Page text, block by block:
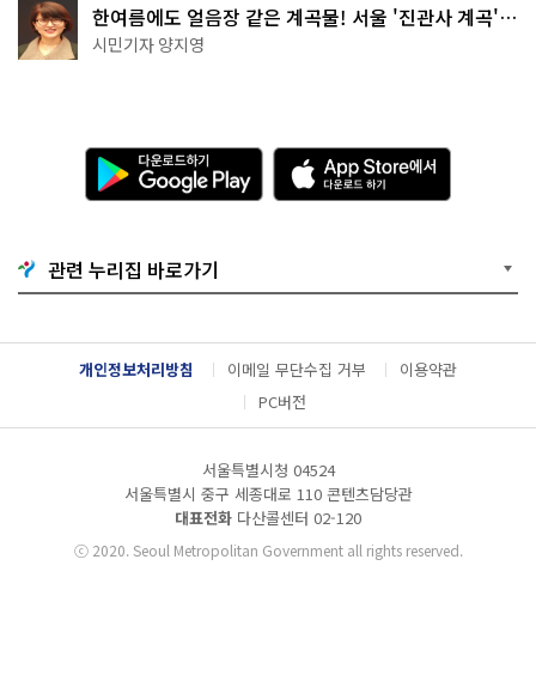
한여름에도 얼음장 같은 계곡물! 서울 '진관사 계곡'이
천국이네~
시민기자 양지영
다
운
로
기
G
o
g
l
e
A
p
p
e
서
다
운
관련 누리집 바로가기
개인정보처리방침 이메일 무단수집 거부
이용약관
PC버전
서울특별시청 04524
서울특별시 중구 세종대로 110 콘텐츠담당관
대표전화 다산콜센터 02-120
ⓒ2020. Seoul Metropolitan Government all rights reserved.